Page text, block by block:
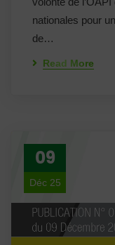
nationales pour
de…
Read More
09
Déc 25